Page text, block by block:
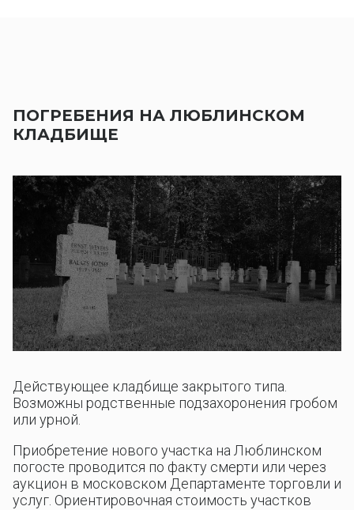
ПОГРЕБЕНИЯ НА ЛЮБЛИНСКОМ
КЛАДБИЩЕ
Действующее кладбище закрытого типа.
Возможны родственные подзахоронения гробом
или урной.
Приобретение нового участка на Люблинском
погосте проводится по факту смерти или через
аукцион в московском Департаменте торговли и
услуг. Ориентировочная стоимость участков